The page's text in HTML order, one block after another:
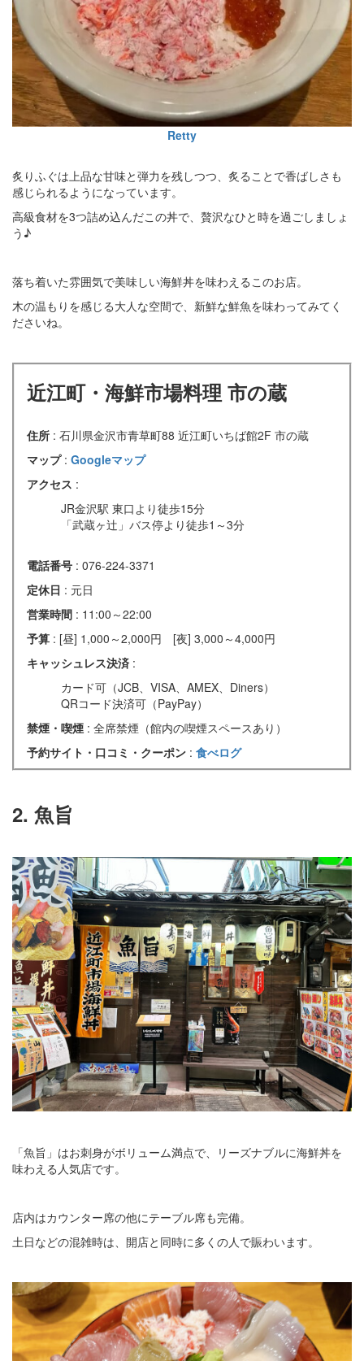
Retty
炙りふぐは上品な甘味と弾力を残しつつ、炙ることで香ばしさも
感じられるようになっています。
高級食材を3つ詰め込んだこの丼で、贅沢なひと時を過ごしましょ
う♪
落ち着いた雰囲気で美味しい海鮮丼を味わえるこのお店。
木の温もりを感じる大人な空間で、新鮮な鮮魚を味わってみてく
ださいね。
近江町・海鮮市場料理 市の蔵
住所 : 石川県金沢市青草町88 近江町いちば館2F 市の蔵
マップ : Googleマップ
アクセス :
JR金沢駅 東口より徒歩15分
「武蔵ヶ辻」バス停より徒歩1～3分
電話番号 : 076-224-3371
定休日 : 元日
営業時間 : 11:00～22:00
予算 : [昼] 1,000～2,000円 [夜] 3,000～4,000円
キャッシュレス決済 :
カード可（JCB、VISA、AMEX、Diners）
QRコード決済可（PayPay）
禁煙・喫煙 : 全席禁煙（館内の喫煙スペースあり）
予約サイト・口コミ・クーポン : 食べログ
2. 魚旨
「魚旨」はお刺身がボリューム満点で、リーズナブルに海鮮丼を
味わえる人気店です。
店内はカウンター席の他にテーブル席も完備。
土日などの混雑時は、開店と同時に多くの人で賑わいます。